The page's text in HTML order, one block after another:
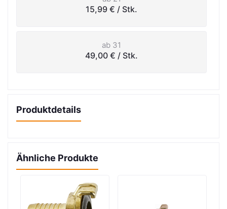
15,99 € / Stk.
ab 31
49,00 € / Stk.
Produktdetails
Ähnliche Produkte